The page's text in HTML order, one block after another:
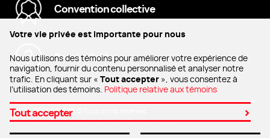
Convention collective
Besoin d'aide
2026 APS CBC/SRC
Politique de confidentialité|Mes préférences cookies
Votre vie privée est importante pour nous
Nous utilisons des témoins pour améliorer votre expérience de
navigation, fournir du contenu personnalisé et analyser notre
trafic. En cliquant sur « Tout accepter », vous consentez à
l’utilisation des témoins. Politique relative aux témoins
Tout accepter